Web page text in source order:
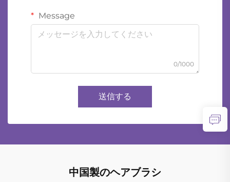
Message
0/1000
送信する
中国製のヘアブラシ